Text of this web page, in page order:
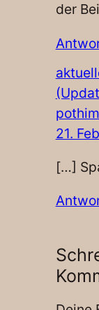
der
21.
[…]